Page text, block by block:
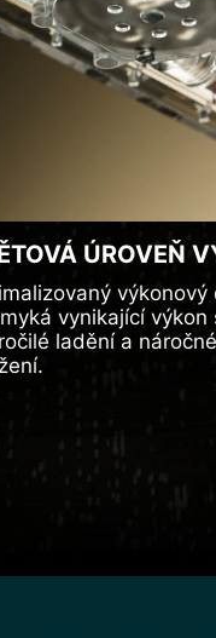
ÚROVEŇ
výkonový
vynikající výkon
ladění a